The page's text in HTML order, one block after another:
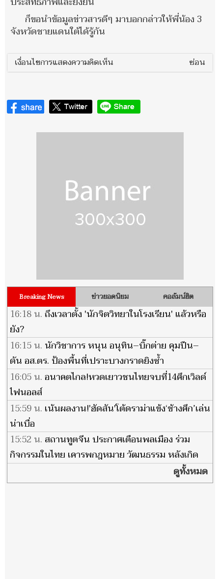
ก็ขอนำข้อมูลข่าวสารดีๆ มาบอกกล่าวให้พี่น้อง 3
จังหวัดชายแดนใต้ได้รู้กัน
เงื่อนไขการแสดงความคิดเห็น ซ่อน
Breaking News ข่าวยอดนิยม คอลัมน์ฮิต
16:18 น.ถึงเวลาตั้ง 'นักจิตวิทยาในโรงเรียน' แล้วหรือ
ยัง?
16:15 น. นักวิชาการ หนุน อนุทิน–บิ๊กต่าย คุมปืน–
ดัน อส.ตร. ป้องพื้นที่เปราะบางกราดยิงซ้ำ
16:05 น.อนาคตไกล!หวดเยาวชนไทยจบที่14ศึกเวิลด์
ไฟนอลส์
15:59 น. เน้นผลงาน!'ฮัดสัน'โต้ดราม่าแข้ง‘ช้างศึก’เล่น
น่าเบื่อ
15:52 น. สถานทูตจีน ประกาศเตือนพลเมือง ร่วม
กิจกรรมในไทย เคารพกฎหมาย วัฒนธรรม หลังเกิด
ดูทั้งหมด